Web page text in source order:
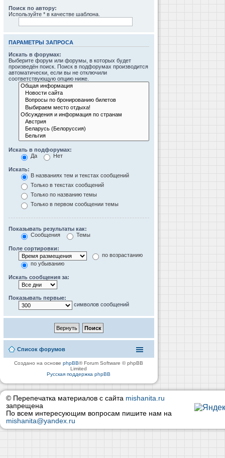
Поиск по автору:
Используйте * в качестве шаблона.
ПАРАМЕТРЫ ЗАПРОСА
Искать в форумах:
Выберите форум или форумы, в которых будет
произведён поиск. Поиск в подфорумах производится
автоматически, если вы не отключили
соответствующую опцию ниже.
Искать в подфорумах:
Да
Нет
Искать:
В названиях тем и текстах сообщений
Только в текстах сообщений
Только по названию темы
Только в первом сообщении темы
Показывать результаты как:
Сообщения
Темы
Поле сортировки:
по возрастанию
по убыванию
Искать сообщения за:
Показывать первые:
символов сообщений
Список форумов
Создано на основеphpBB® Forum Software © phpBB
Limited
Русская поддержка phpBB
© Перепечатка материалов с сайта mishanita.ru
запрещена
По всем интересующим вопросам пишите нам на
mishanita@yandex.ru